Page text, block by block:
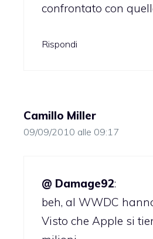
confrontato con
Rispondi
Camillo Miller
09/09/2010 alle 09:17
@ Damage92:
beh, al WWDC
Visto che Apple si